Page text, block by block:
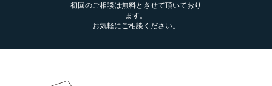
初回のご相談は無料とさせて頂いており
ます。
お気軽にご相談ください。